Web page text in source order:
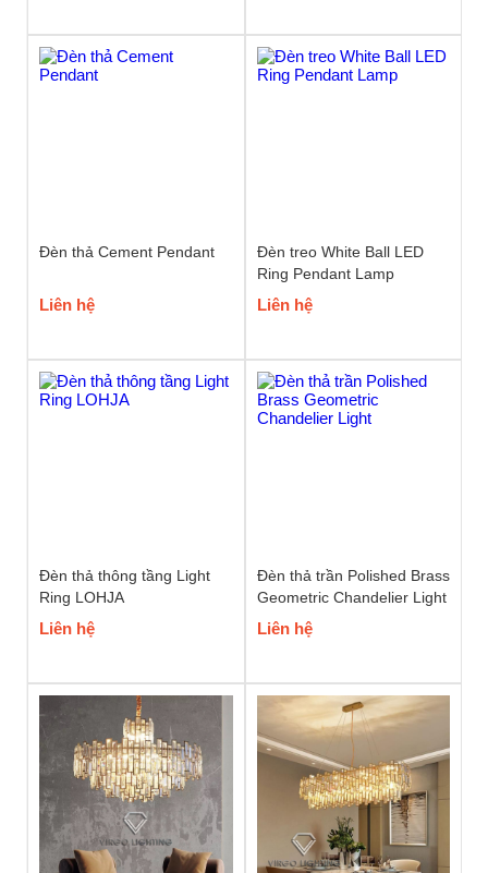
Đèn thả Cement Pendant
Liên hệ
Đèn treo White Ball LED
Ring Pendant Lamp
Liên hệ
Đèn thả thông tầng Light
Ring LOHJA
Liên hệ
Đèn thả trần Polished Brass
Geometric Chandelier Light
Liên hệ